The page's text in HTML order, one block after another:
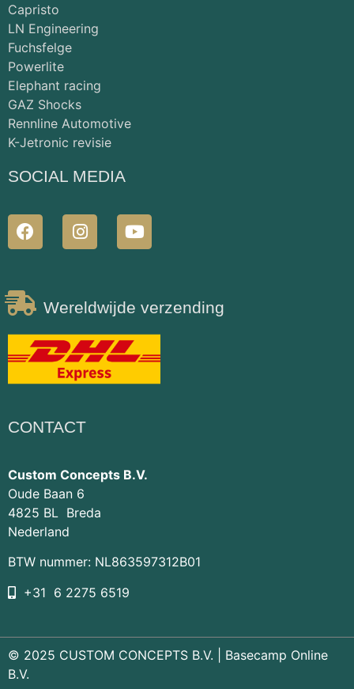
Capristo
LN Engineering
Fuchsfelge
Powerlite
Elephant racing
GAZ Shocks
Rennline Automotive
K-Jetronic revisie
SOCIAL MEDIA
Wereldwijde verzending
CONTACT
Custom Concepts B.V.
Oude Baan 6
4825 BL Breda
Nederland
BTW nummer: NL863597312B01
+31 6 2275 6519
© 2025 CUSTOM CONCEPTS B.V. | Basecamp Online
B.V.